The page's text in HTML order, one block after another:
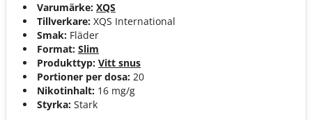
Varumärke: XQS
Tillverkare: XQS International
Smak: Fläder
Format: Slim
Produkttyp: Vitt snus
Portioner per dosa: 20
Nikotinhalt: 16 mg/g
Styrka: Stark